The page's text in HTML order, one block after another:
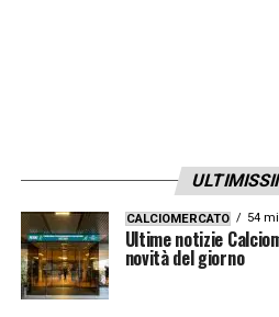
CALCIOMERCATO 54
Ultime notizie
novità del giorno